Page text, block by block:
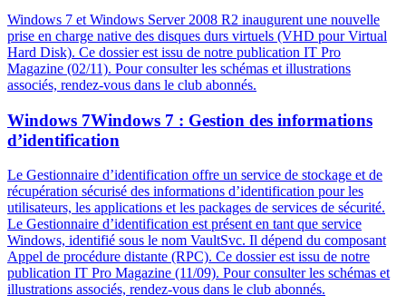
Windows 7 et Windows Server 2008 R2 inaugurent une nouvelle
prise en charge native des disques durs virtuels (VHD pour Virtual
Hard Disk). Ce dossier est issu de notre publication IT Pro
Magazine (02/11). Pour consulter les schémas et illustrations
associés, rendez-vous dans le club abonnés.
Windows 7Windows 7 : Gestion des informations
d’identification
Le Gestionnaire d’identification offre un service de stockage et de
récupération sécurisé des informations d’identification pour les
utilisateurs, les applications et les packages de services de sécurité.
Le Gestionnaire d’identification est présent en tant que service
Windows, identifié sous le nom VaultSvc. Il dépend du composant
Appel de procédure distante (RPC). Ce dossier est issu de notre
publication IT Pro Magazine (11/09). Pour consulter les schémas et
illustrations associés, rendez-vous dans le club abonnés.